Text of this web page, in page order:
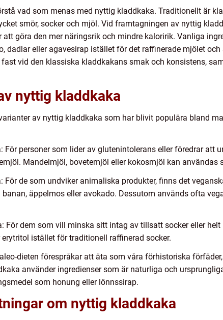
vad som menas med nyttig kladdkaka. Traditionellt är
smör, socker och mjöl. Vid framtagningen av nyttig
göra den mer näringsrik och mindre kaloririk. Vanliga
dadlar eller agavesirap istället för det raffinerade mjölet
vid den klassiska kladdkakans smak och konsistens,
nyttig kladdkaka
av nyttig kladdkaka som har blivit populära bland
För personer som lider av glutenintolerans eller föredrar att
Mandelmjöl, bovetemjöl eller kokosmjöl kan användas
För de som undviker animaliska produkter, finns det
äppelmos eller avokado. Dessutom används ofta
För dem som vill minska sitt intag av tillsatt socker eller
istället för traditionell raffinerad socker.
dieten förespråkar att äta som våra förhistoriska
använder ingredienser som är naturliga och
som honung eller lönnssirap.
om nyttig kladdkaka